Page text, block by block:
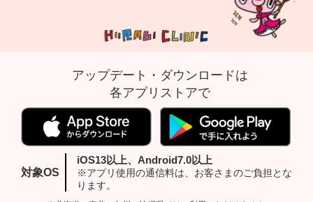
アップデート・ダウンロードは
各アプリストアで
対象OS
iOS13以上、Android7.0以上
※アプリ使用の通信料は、お客さまのご負担とな
ります。